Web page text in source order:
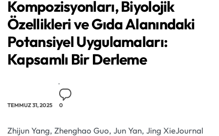
Kompozisyonları, Biyolojik
Özellikleri ve Gıda Alanındaki
Potansiyel Uygulamaları:
Kapsamlı Bir Derleme
TEMMUZ 31, 2025 0
Zhijun Yang, Zhenghao Guo, Jun Yan, Jing XieJournal